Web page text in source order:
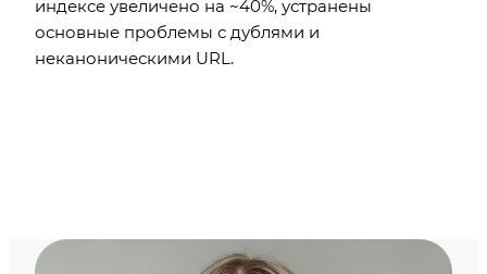
индексе увеличено на ~40%, устранены
основные проблемы с дублями и
неканоническими URL.